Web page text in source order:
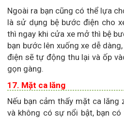
Ngoài ra bạn cũng có thể lựa
là sử dụng bệ bước điện cho
thì ngay khi cửa xe mở thì bệ
bạn bước lên xuống xe dễ
điện sẽ tự động thu lại và ốp
gọn gàng.
17. Mặt ca lăng
Nếu bạn cảm thấy mặt ca lăng
và không có sự nổi bật, bạn